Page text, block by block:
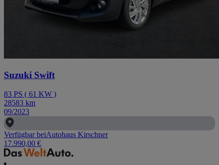
Suzuki Swift
83 PS ( 61 KW )
28583 km
09/2023
Verfügbar beiAutohaus Kirschner
17.990,00 €